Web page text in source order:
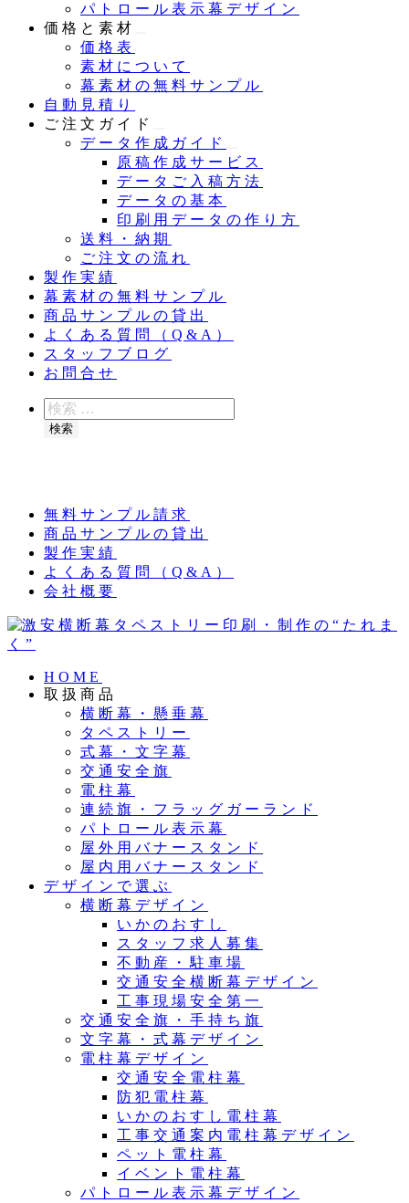
パトロール表示幕デザイン
価格と素材
価格表
素材について
幕素材の無料サンプル
自動見積り
ご注文ガイド
データ作成ガイド
原稿作成サービス
データご入稿方法
データの基本
印刷用データの作り方
送料・納期
ご注文の流れ
製作実績
幕素材の無料サンプル
商品サンプルの貸出
よくある質問（Q&A）
スタッフブログ
お問合せ
検
索
検索
無料サンプル請求
商品サンプルの貸出
製作実績
よくある質問（Q&A）
会社概要
HOME
取扱商品
横断幕・懸垂幕
タペストリー
式幕・文字幕
交通安全旗
電柱幕
連続旗・フラッグガーランド
パトロール表示幕
屋外用バナースタンド
屋内用バナースタンド
デザインで選ぶ
横断幕デザイン
いかのおすし
スタッフ求人募集
不動産・駐車場
交通安全横断幕デザイン
工事現場安全第一
交通安全旗・手持ち旗
文字幕・式幕デザイン
電柱幕デザイン
交通安全電柱幕
防犯電柱幕
いかのおすし電柱幕
工事交通案内電柱幕デザイン
ペット電柱幕
イベント電柱幕
パトロール表示幕デザイン